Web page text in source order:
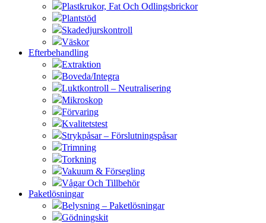
Plastkrukor, Fat Och Odlingsbrickor
Plantstöd
Skadedjurskontroll
Väskor
Efterbehandling
Extraktion
Boveda/Integra
Luktkontroll – Neutralisering
Mikroskop
Förvaring
Kvalitetstest
Strykpåsar – Förslutningspåsar
Trimning
Torkning
Vakuum & Försegling
Vågar Och Tillbehör
Paketlösningar
Belysning – Paketlösningar
Gödningskit